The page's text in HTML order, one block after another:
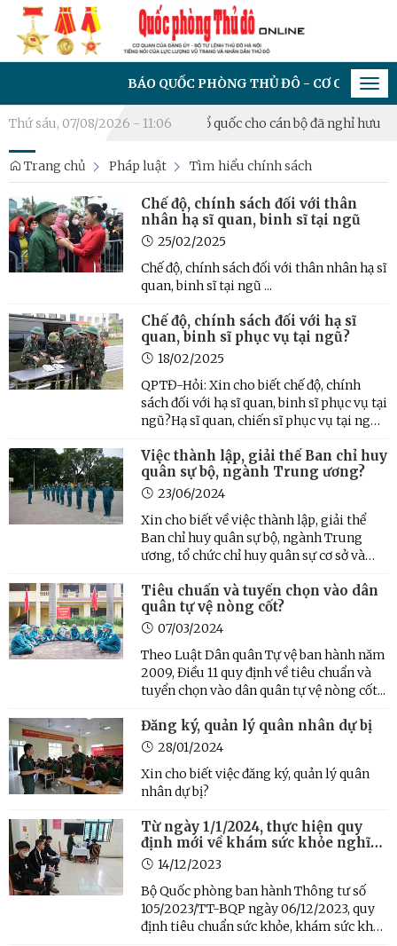
BÁO QUỐC PHÒNG THỦ ĐÔ - CƠ QUAN CỦA
Thứ sáu, 07/08/2026 - 11:06
Trao Huân chương Bảo vệ Tổ quốc cho cán bộ đã nghỉ hưu Khai
Trang chủ Pháp luật Tìm hiểu chính sách
Chế độ, chính sách đối với thân
nhân hạ sĩ quan, binh sĩ tại ngũ
25/02/2025
Chế độ, chính sách đối với thân nhân hạ sĩ
quan, binh sĩ tại ngũ ...
Chế độ, chính sách đối với hạ sĩ
quan, binh sĩ phục vụ tại ngũ?
18/02/2025
QPTĐ-Hỏi: Xin cho biết chế độ, chính
sách đối với hạ sĩ quan, binh sĩ phục vụ tại
ngũ?Hạ sĩ quan, chiến sĩ phục vụ tại ngũ
mặt.Trả lời: Theo Điều 50, Luật Nghĩa vụ
quân sự năm 2015, chế độ, chính sách đối
với hạ ...
Việc thành lập, giải thể Ban chỉ huy
quân sự bộ, ngành Trung ương?
23/06/2024
Xin cho biết về việc thành lập, giải thể
Ban chỉ huy quân sự bộ, ngành Trung
ương, tổ chức chỉ huy quân sự cơ sở và
Tiêu chuẩn và tuyển chọn vào dân
quân tự vệ nòng cốt?
07/03/2024
Theo Luật Dân quân Tự vệ ban hành năm
2009, Điều 11 quy định về tiêu chuẩn và
tuyển chọn vào dân quân tự vệ nòng cốt...
Đăng ký, quản lý quân nhân dự bị
28/01/2024
Xin cho biết việc đăng ký, quản lý quân
nhân dự bị?
Từ ngày 1/1/2024, thực hiện quy
định mới về khám sức khỏe nghĩa
vụ quân sự
14/12/2023
Bộ Quốc phòng ban hành Thông tư số
105/2023/TT-BQP ngày 06/12/2023, quy
định tiêu chuẩn sức khỏe, khám sức khỏe